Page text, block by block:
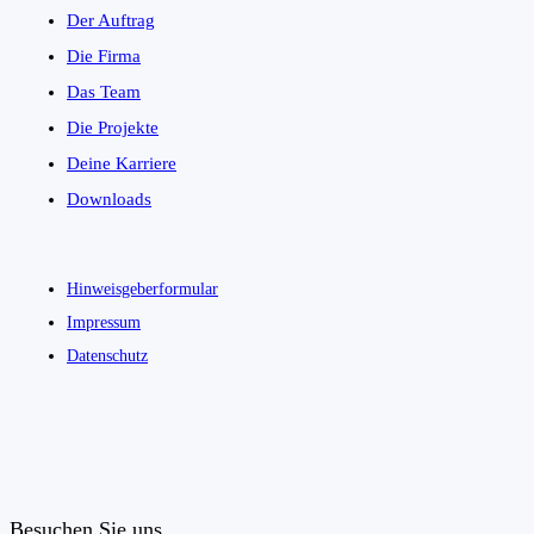
Der Auftrag
Die Firma
Das Team
Die Projekte
Deine Karriere
Downloads
Hinweisgeberformular
Impressum
Datenschutz
Besuchen Sie uns